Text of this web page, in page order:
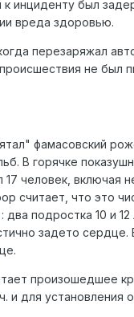
инциденту был
вреда здоровью.
перезаряжал
происшествия не
фамасовский
В горячке
17 человек,
считает, что это
подростка 10 и
задето
произошедшее
и для